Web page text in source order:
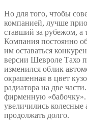
Но для того, чтобы
компанией, лучше
ставший за рубежом, а
Компания постоянно
им оставаться
версии Шевроле Тахо
изменился облик
окрашенная в цвет
радиатора на две
фирменную
увеличились
продолжать долго.